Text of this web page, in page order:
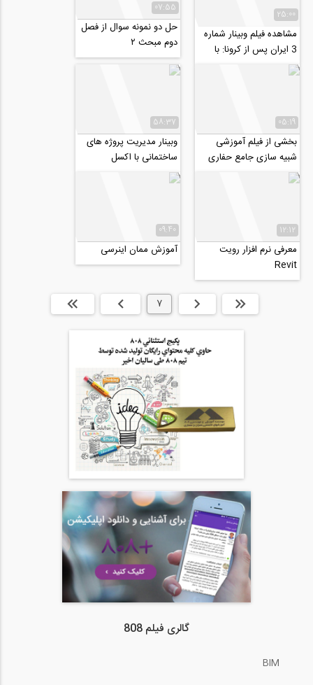
25:00
مشاهده فیلم وبینار شماره
3 ایران پس از کرونا: با
موضوع: "کاربرد واقعیت...
07:55
حل دو نمونه سوال از فصل
دوم مبحث ۲
05:19
بخشی از فیلم آموزشی
شبیه سازی جامع حفاری
مکانیزه سپری تونل با
TBM در نرم افزار...
58:37
وبینار مدیریت پروژه‌ های
ساختمانی با اکسل
12:12
معرفی نرم افزار رویت
Revit
09:40
آموزش ممان اینرسی
ابتدا قبلی 7 بعدی انتها »
گالری فیلم 808
BIM